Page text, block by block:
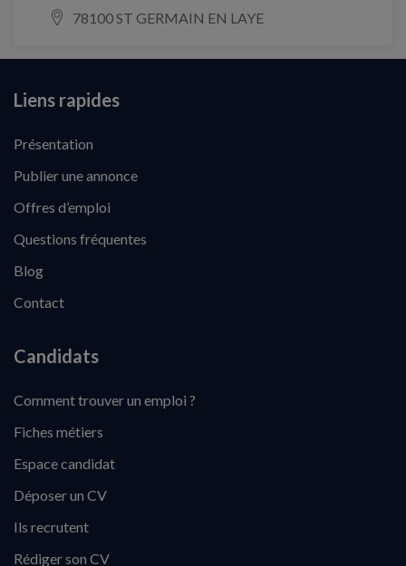
78100 ST GERMAIN EN LAYE
Liens rapides
Présentation
Publier une annonce
Offres d’emploi
Questions fréquentes
Blog
Contact
Candidats
Comment trouver un emploi ?
Fiches métiers
Espace candidat
Déposer un CV
Ils recrutent
Rédiger son CV